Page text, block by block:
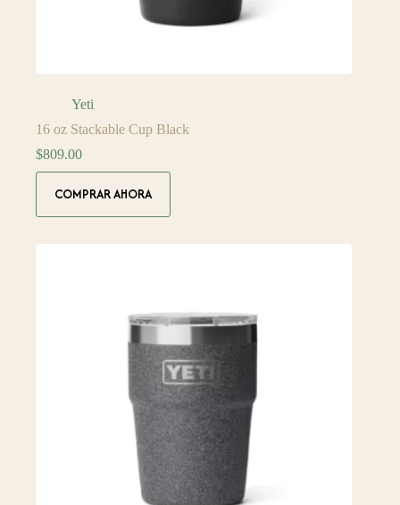
Yeti
16 oz Stackable Cup Black
$809.00
COMPRAR AHORA